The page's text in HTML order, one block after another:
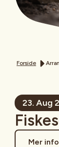
Forside
23. Aug
Mer